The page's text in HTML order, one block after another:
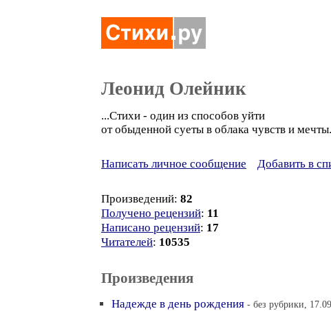
Леонид Олейник
...Стихи - один из способов уйти
от обыденной суеты в облака чувств и
Написать личное сообщение Добавить в
Произведений: 82
Получено рецензий: 11
Написано рецензий: 17
Читателей: 10535
Произведения
Надежде в день рождения - без рубрики,